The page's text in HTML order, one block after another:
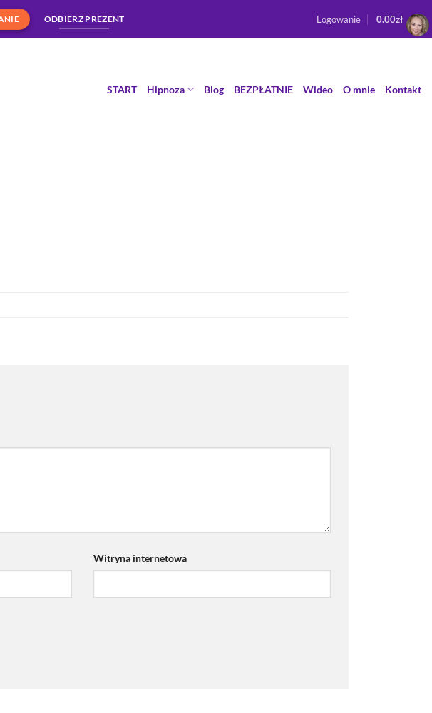
ODBIERZ PREZENT Logowanie 0.00zł
START Hipnoza Blog BEZPŁATNIE Wideo O mnie Kontakt
Witryna internetowa